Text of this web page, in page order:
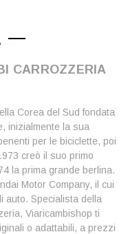
CARROZZERIA
Corea del Sud fondata
inizialmente la sua
per le biciclette, poi
creò il suo primo
la prima grande berlina.
Motor Company, il cui
auto. Specialista della
Viaricambishop ti
o adattabili, a prezzi